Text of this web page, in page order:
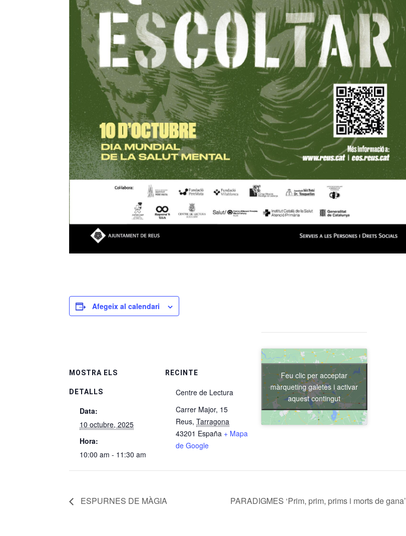
Afegeix al calendari
MOSTRA ELS
DETALLS
Data:
10 octubre, 2025
Hora:
10:00 am - 11:30 am
RECINTE
Centre de Lectura
Carrer Major, 15
Reus, Tarragona
43201 España + Mapa
de Google
Feu clic per acceptar
màrqueting galetes i activar
aquest contingut
ESPURNES DE MÀGIA PARADIGMES ‘Prim, prim, prims i morts de gana’